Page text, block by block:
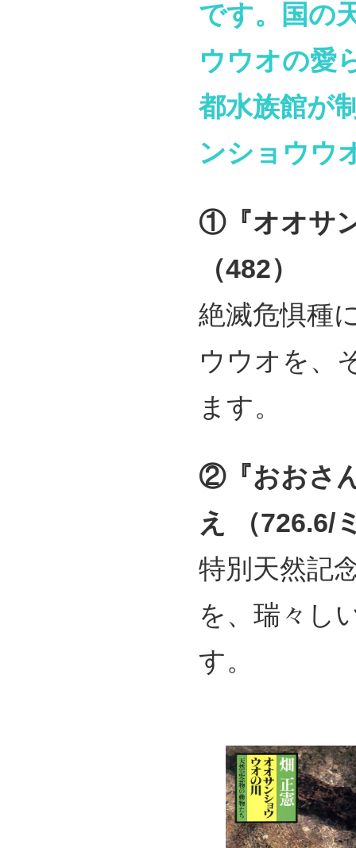
です。国の
ウウオの愛
都水族館が
ンショウウ
①『オオサ
（482）
絶滅危惧種
ウウオを、
ます。
②『おおさ
え （726.6/
特別天然記
を、瑞々し
す。